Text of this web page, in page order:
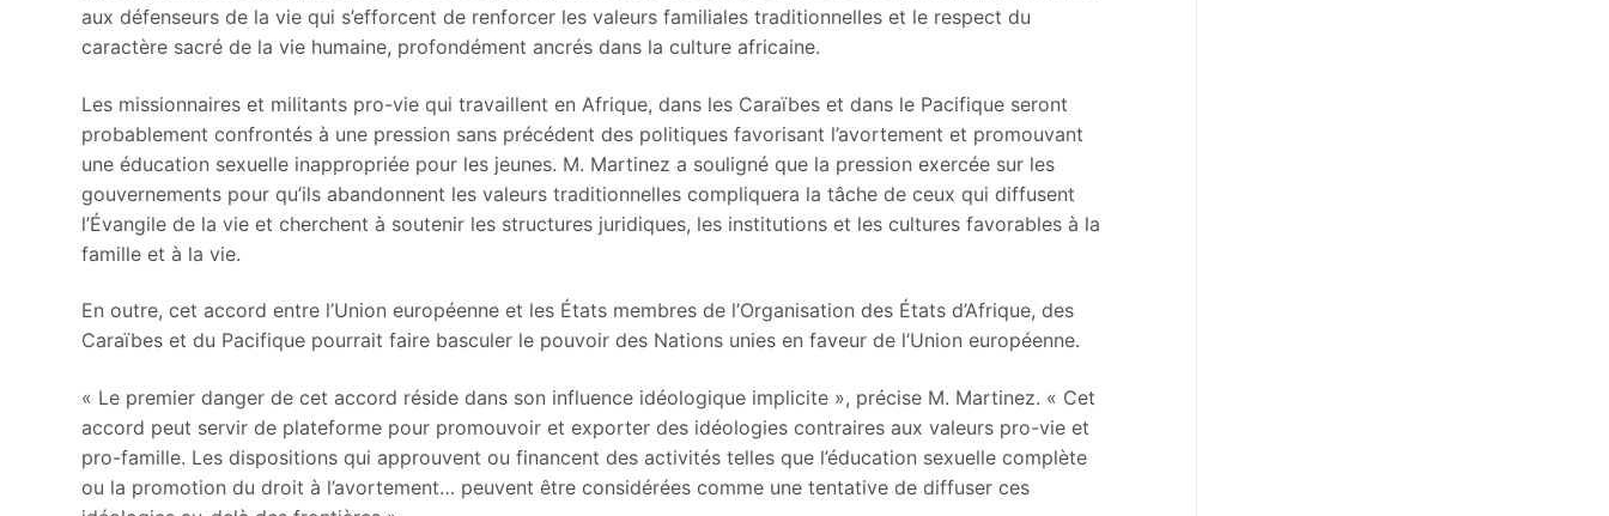
aux défenseurs de la vie qui s’efforcent de renforcer les valeurs familiales traditionnelles et le respect du
caractère sacré de la vie humaine, profondément ancrés dans la culture africaine.
Les missionnaires et militants pro-vie qui travaillent en Afrique, dans les Caraïbes et dans le Pacifique seront
probablement confrontés à une pression sans précédent des politiques favorisant l’avortement et promouvant
une éducation sexuelle inappropriée pour les jeunes. M. Martinez a souligné que la pression exercée sur les
gouvernements pour qu’ils abandonnent les valeurs traditionnelles compliquera la tâche de ceux qui diffusent
l’Évangile de la vie et cherchent à soutenir les structures juridiques, les institutions et les cultures favorables à la
famille et à la vie.
En outre, cet accord entre l’Union européenne et les États membres de l’Organisation des États d’Afrique, des
Caraïbes et du Pacifique pourrait faire basculer le pouvoir des Nations unies en faveur de l’Union européenne.
« Le premier danger de cet accord réside dans son influence idéologique implicite », précise M. Martinez. « Cet
accord peut servir de plateforme pour promouvoir et exporter des idéologies contraires aux valeurs pro-vie et
pro-famille. Les dispositions qui approuvent ou financent des activités telles que l’éducation sexuelle complète
ou la promotion du droit à l’avortement… peuvent être considérées comme une tentative de diffuser ces